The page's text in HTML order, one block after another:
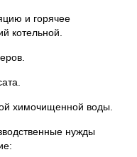
и горячее
котельной.
химочищенной воды.
нужды